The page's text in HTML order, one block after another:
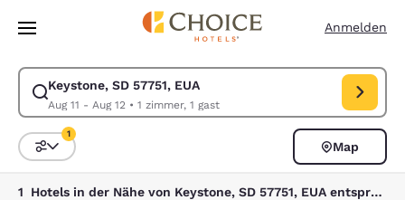
Weiter Zu Hauptinhalt
Anmelden
Keystone, SD 57751, EUA
Aug 11 - Aug 12• 1 zimmer, 1 gast
Suche für Keystone, SD 57751, EUA ändern. Check-in-Datum Aug 11,
Sortieren und Filtern,
1
Map
1 Hotels in der Nähe von Keystone, SD 57751, EUA entsprechen Ihren Filtern